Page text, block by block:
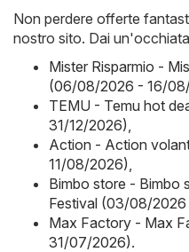
Non perdere offerte
nostro sito. Dai
Mister Risparmio -
(06/08/2026 - 16/
TEMU - Temu hot
31/12/2026)
Action - Action
11/08/2026)
Bimbo store - Bimbo
Festival (03/08/
Max Factory - Max
31/07/2026).